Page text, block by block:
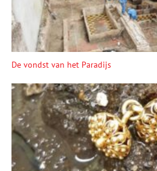
De vondst van het Paradijs